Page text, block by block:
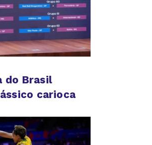
do Brasil
carioca